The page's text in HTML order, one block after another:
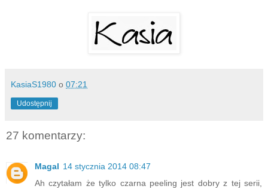
KasiaS1980 o 07:21
Udostępnij
27 komentarzy:
Magal 14 stycznia 2014 08:47
Ah czytałam że tylko czarna peeling jest dobry z tej serii,